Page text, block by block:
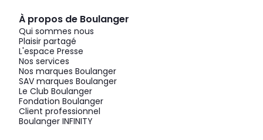
À propos de Boulanger
Qui sommes nous
Plaisir partagé
L'espace Presse
Nos services
Nos marques Boulanger
SAV marques Boulanger
Le Club Boulanger
Fondation Boulanger
Client professionnel
Boulanger INFINITY